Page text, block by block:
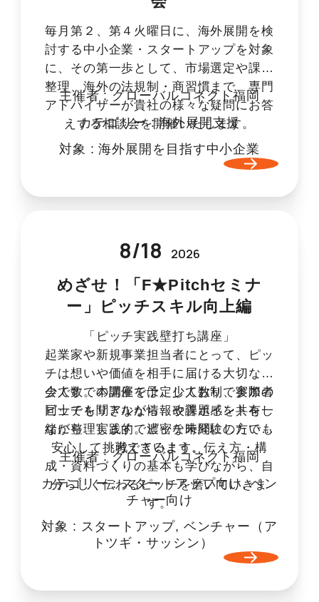
毎月第２、第４火曜日に、海外展開を検
討する中小企業・スタートアップを対象
に、その第一歩として、市場選定や課題
整理、海外の法規制・商習慣まで、専門
アドバイザーが貴社の様々な疑問にお答
えする相談会を開催いたします。
主催者 :グローバルコネクト福岡
カテゴリー :海外展開支援
対象 :海外展開を目指す中小企業
8/18 2026
めざせ！「F★Pitchセミナ
ー」ピッチスキル向上編
「ピッチ実践壁打ち講座」
起業家や新規事業担当者にとって、ピッ
チは想いや価値を相手に届ける大切な機
会です。本講座では、少人数制で実際の
ピッチを聞きながら、改善ポイントを一
緒に整理します。ピッチ未経験の方でも
安心して挑戦できるよう、伝え方・構
成・資料づくりの基本も学びながら、自
分らしく伝わるピッチを磨いていきま
す。
少人数での開催を予定しており、参加者
同士でもリアルな情報や課題感を共有し
ながら、実践的で濃密な時間にしたいと
考えています。
主催者 :グローバルコネクト福岡
カテゴリー :スタートアップ向け,ベン
チャー向け
対象 : スタートアップ, ベンチャー（ア
トツギ・サッシン）